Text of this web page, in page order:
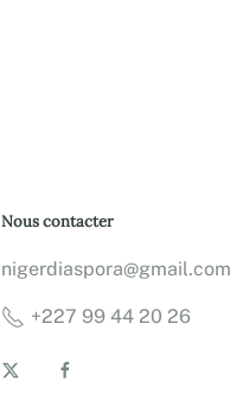
Nous contacter
nigerdiaspora@gmail.com
+227 99 44 20 26